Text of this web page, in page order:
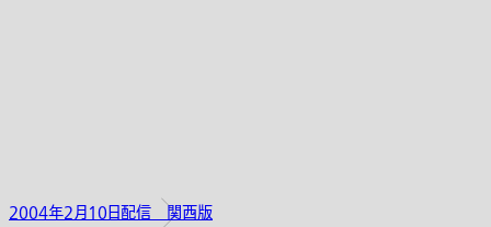
2004年2月10日配信 関西版